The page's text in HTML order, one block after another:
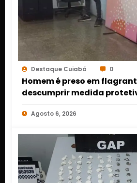
Destaque Cuiabá 0
Homem é preso em
descumprir medida
Cuiabá após acionamento
do pânico
Agosto 6, 2026